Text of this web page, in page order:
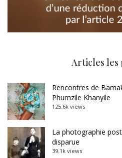
Articles les
Rencontres de
Phumzile Khanyile
125.6k views
La photographie
disparue
39.1k views